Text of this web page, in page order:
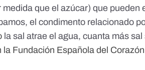
que el azúcar) que pueden
el condimento relacionado
la sal atrae el agua, cuanta más
la Fundación Española del